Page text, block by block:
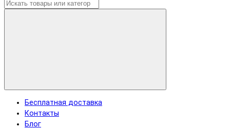
Бесплатная доставка
Контакты
Блог